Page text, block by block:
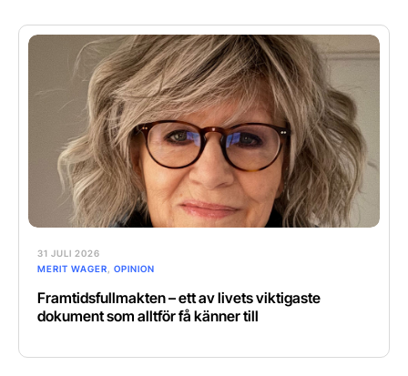
31 JULI 2026
MERIT WAGER
OPINION
Framtidsfullmakten – ett av livets viktigaste
dokument som alltför få känner till